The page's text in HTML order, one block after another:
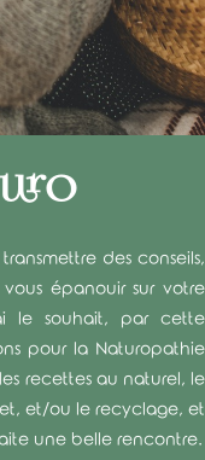
des conseils,
épanouir sur votre
le souhait, par cette
pour la Naturopathie
recettes au naturel, le
et/ou le recyclage, et
une belle rencontre.